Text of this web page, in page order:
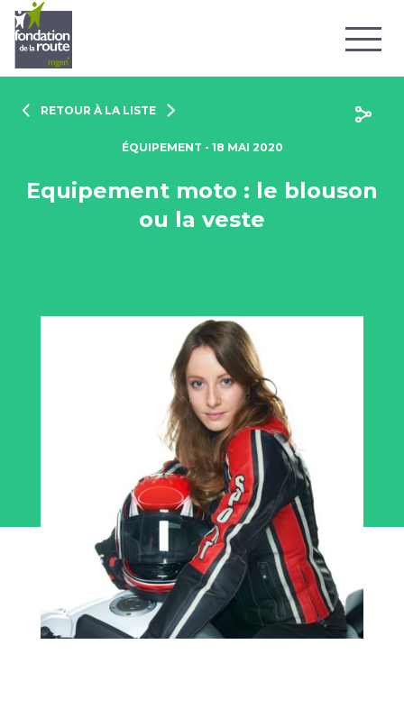
RETOUR À LA LISTE
ÉQUIPEMENT - 18 MAI 2020
Equipement moto : le blouson
ou la veste